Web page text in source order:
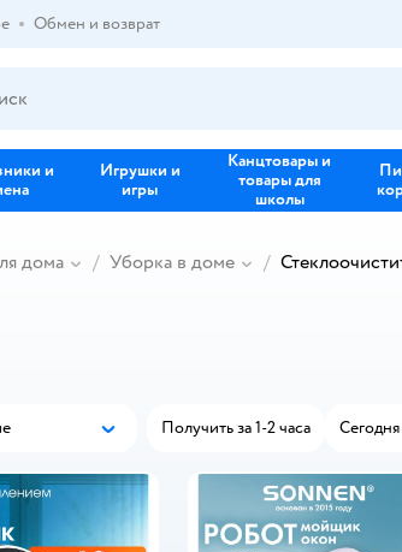
Обмен и возврат
и
Игрушки и
игры
Канцтовары и
товары для
школы
дома Уборка в доме
Популярные Получить за 1-2 часа